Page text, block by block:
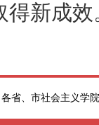
得新成效